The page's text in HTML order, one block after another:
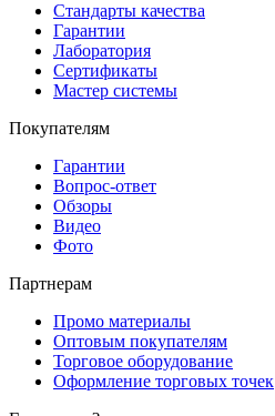
Стандарты качества
Гарантии
Лаборатория
Сертификаты
Мастер системы
Покупателям
Гарантии
Вопрос-ответ
Обзоры
Видео
Фото
Партнерам
Промо материалы
Оптовым покупателям
Торговое оборудование
Оформление торговых точек